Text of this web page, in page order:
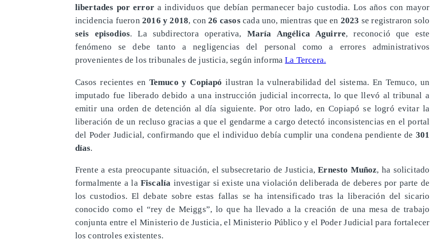
libertades por errora individuos que debían permanecer bajo custodia. Los años con mayor
incidencia fueron2016 y 2018, con26 casoscada uno, mientras que en 2023 se registraron solo
seis episodios. La subdirectora operativa, María Angélica Aguirre, reconoció que este
fenómeno se debe tanto a negligencias del personal como a errores administrativos
provenientes de los tribunales de justicia, según informaLa Tercera.
Casos recientes en Temuco y Copiapó ilustran la vulnerabilidad del sistema. En Temuco, un
imputado fue liberado debido a una instrucción judicial incorrecta, lo que llevó al tribunal a
emitir una orden de detención al día siguiente. Por otro lado, en Copiapó se logró evitar la
liberación de un recluso gracias a que el gendarme a cargo detectó inconsistencias en el portal
del Poder Judicial, confirmando que el individuo debía cumplir una condena pendiente de 301
días.
Frente a esta preocupante situación, el subsecretario de Justicia,Ernesto Muñoz, ha solicitado
formalmente a la Fiscalía investigar si existe una violación deliberada de deberes por parte de
los custodios. El debate sobre estas fallas se ha intensificado tras la liberación del sicario
conocido como el “rey de Meiggs”, lo que ha llevado a la creación de una mesa de trabajo
conjunta entre el Ministerio de Justicia, el Ministerio Público y el Poder Judicial para fortalecer
los controles existentes.